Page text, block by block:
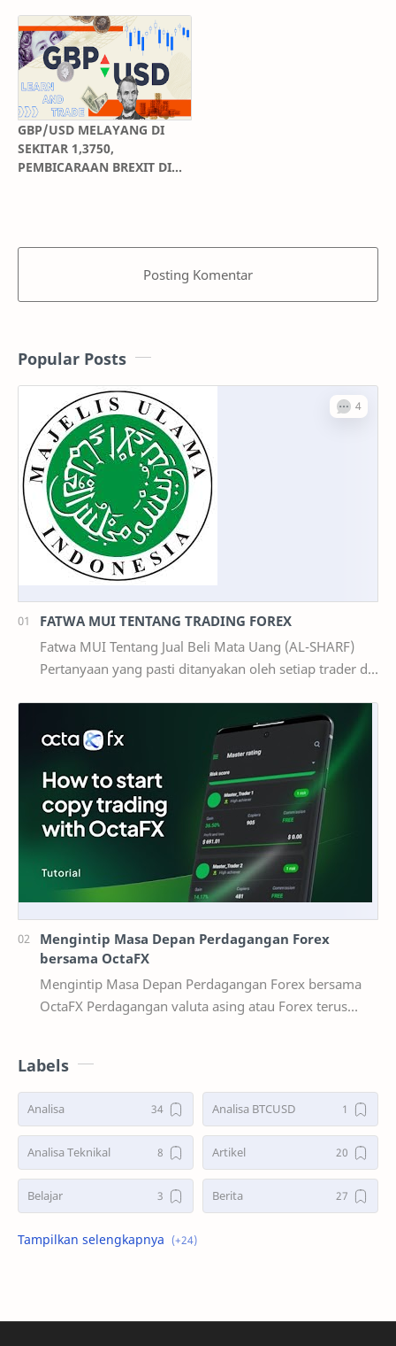
GBP/USD MELAYANG DI
SEKITAR 1,3750,
PEMBICARAAN BREXIT DI
Posting Komentar
Popular Posts
FATWA MUI TENTANG TRADING FOREX
Fatwa MUI Tentang Jual Beli Mata Uang (AL-SHARF)
Pertanyaan yang pasti ditanyakan oleh setiap trader di
Mengintip Masa Depan Perdagangan Forex
bersama OctaFX
Mengintip Masa Depan Perdagangan Forex bersama
OctaFX Perdagangan valuta asing atau Forex terus
Labels
Analisa Analisa BTCUSD
Analisa Teknikal Artikel
Belajar Berita
Bonus Deposit
GBPUSD Hadiah PS5